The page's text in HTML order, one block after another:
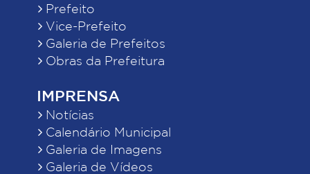
Prefeito
Vice-Prefeito
Galeria de Prefeitos
Obras da Prefeitura
IMPRENSA
Notícias
Calendário Municipal
Galeria de Imagens
Galeria de Vídeos